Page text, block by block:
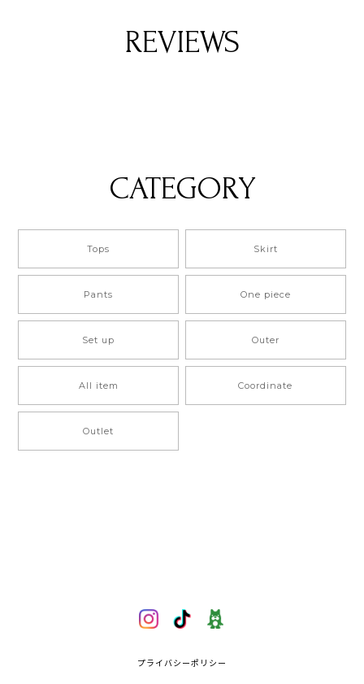
REVIEWS
CATEGORY
Tops Skirt
Pants One piece
Set up Outer
All item Coordinate
Outlet
プライバシーポリシー